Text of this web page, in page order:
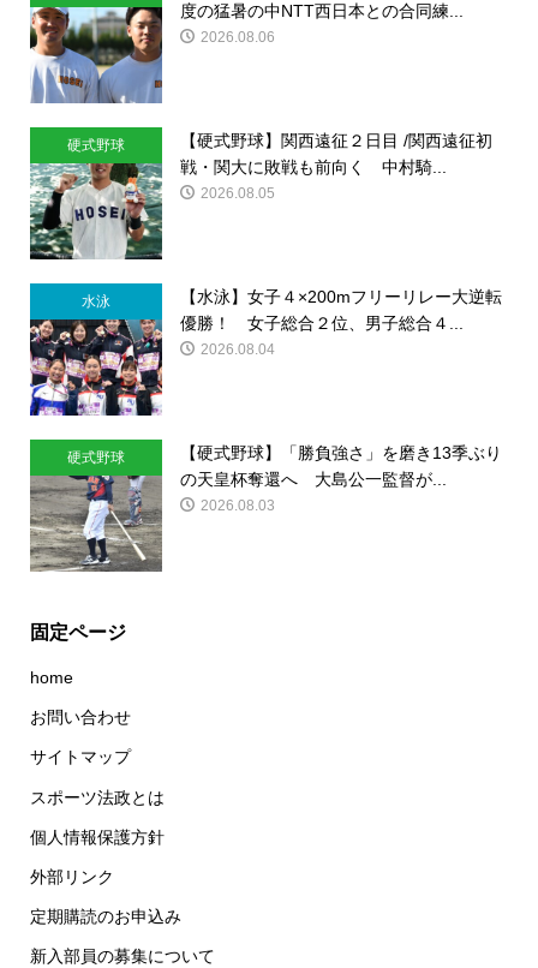
度の猛暑の中NTT西日本との合同練...
2026.08.06
硬式野球
【硬式野球】関西遠征２日目 /関西遠征初
戦・関大に敗戦も前向く 中村騎...
2026.08.05
水泳
【水泳】女子４×200mフリーリレー大逆転
優勝！ 女子総合２位、男子総合４...
2026.08.04
硬式野球
【硬式野球】「勝負強さ」を磨き13季ぶり
の天皇杯奪還へ 大島公一監督が...
2026.08.03
固定ページ
home
お問い合わせ
サイトマップ
スポーツ法政とは
個人情報保護方針
外部リンク
定期購読のお申込み
新入部員の募集について